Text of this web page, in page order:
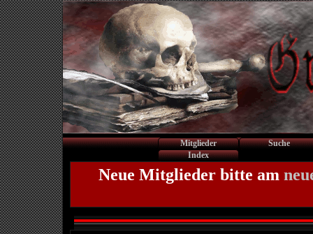
Mitglieder
Suche
Index
Neue Mitglieder bitte am